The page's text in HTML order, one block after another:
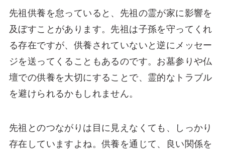
先祖供養を怠っていると、先祖の霊が家に影響を
及ぼすことがあります。先祖は子孫を守ってくれ
る存在ですが、供養されていないと逆にメッセー
ジを送ってくることもあるのです。お墓参りや仏
壇での供養を大切にすることで、霊的なトラブル
を避けられるかもしれません。
先祖とのつながりは目に見えなくても、しっかり
存在していますよね。供養を通じて、良い関係を